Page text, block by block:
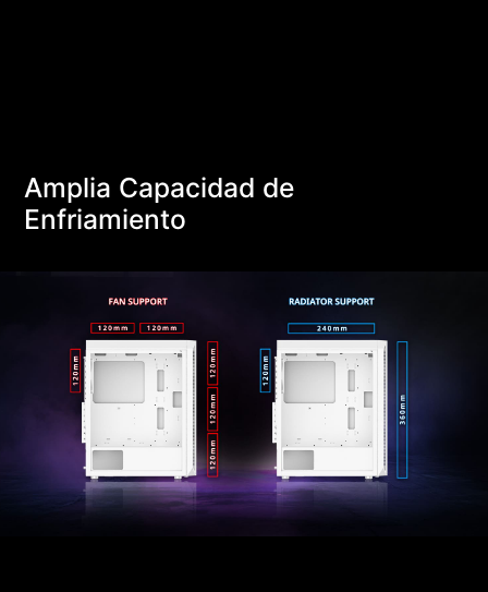
Amplia Capacidad de
Enfriamiento